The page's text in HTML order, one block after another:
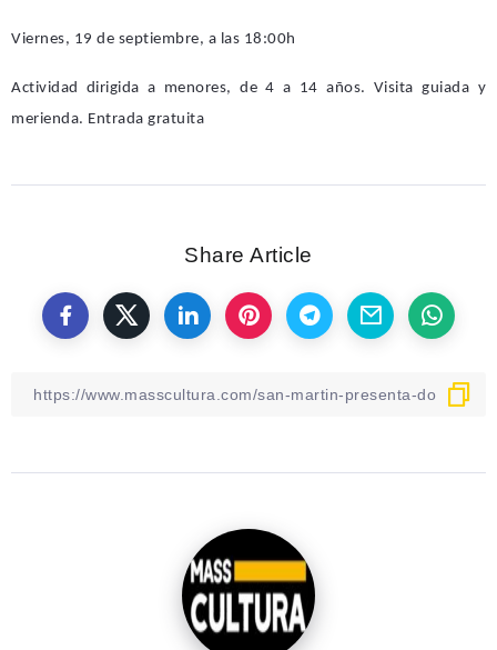
Viernes, 19 de septiembre, a las 18:00h
Actividad dirigida a menores, de 4 a 14 años. Visita guiada y
merienda. Entrada gratuita
Share Article